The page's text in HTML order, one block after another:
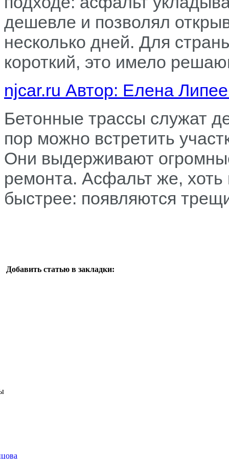
дешевле и позволял
несколько дней. Для
короткий, это имело
njcar.ru Автор: Елена
Бетонные трассы служат
пор можно встретить
Они выдерживают
ремонта. Асфальт же,
быстрее: появляются
Добавить статью в закладки: